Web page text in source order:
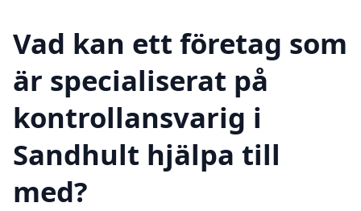
Vad kan ett företag som
är specialiserat på
kontrollansvarig i
Sandhult hjälpa till
med?